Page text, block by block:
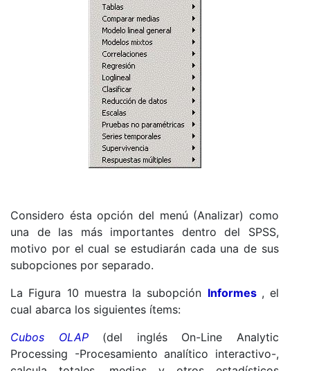
Considero ésta opción del menú (Analizar) como
una de las más importantes dentro del SPSS,
motivo por el cual se estudiarán cada una de sus
subopciones por separado.
La Figura 10 muestra la subopción Informes , el
cual abarca los siguientes ítems:
Cubos OLAP (del inglés On-Line Analytic
Processing -Procesamiento analítico interactivo-,